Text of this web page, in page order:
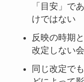
「目安」で
けではない
反映の時期
改定しない
同じ改定で